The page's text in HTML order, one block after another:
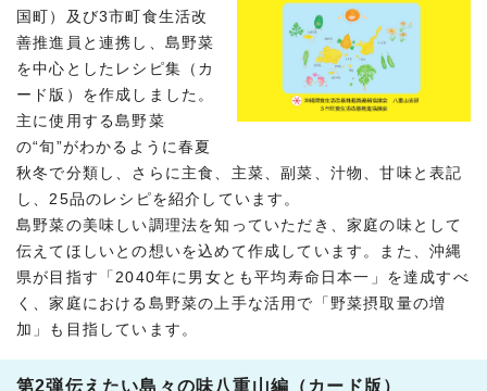
国町）及び3市町食生活改
善推進員と連携し、島野菜
を中心としたレシピ集（カ
ード版）を作成しました。
主に使用する島野菜
の“旬”がわかるように春夏
秋冬で分類し、さらに主食、主菜、副菜、汁物、甘味と表記
し、25品のレシピを紹介しています。
島野菜の美味しい調理法を知っていただき、家庭の味として
伝えてほしいとの想いを込めて作成しています。また、沖縄
県が目指す「2040年に男女とも平均寿命日本一」を達成すべ
く、家庭における島野菜の上手な活用で「野菜摂取量の増
加」も目指しています。
第2弾伝えたい島々の味八重山編（カード版）